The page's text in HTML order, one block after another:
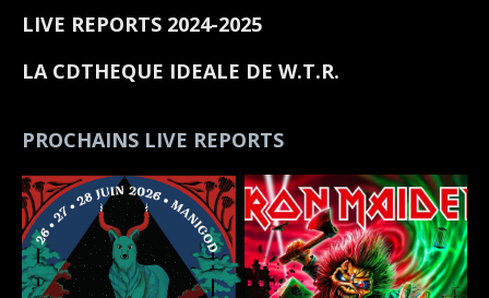
LIVE REPORTS 2024-2025
LA CDTHEQUE IDEALE DE W.T.R.
PROCHAINS LIVE REPORTS